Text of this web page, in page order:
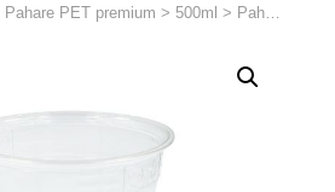
Pahare PET premium > 500ml > Pahar RPET bautura rece 400/550ml ø95mm 50/set